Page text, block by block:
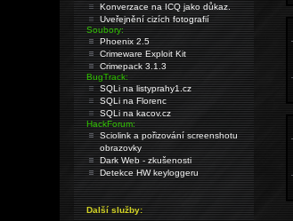
Konverzace na ICQ jako důkaz.
Uveřejnění cizích fotografií
Soubory:
Phoenix 2.5
Crimeware Exploit Kit
Crimepack 3.1.3
BugTrack:
SQLi na listyprahy1.cz
SQLi na Florenc
SQLi na kacov.cz
HackForum:
Sciolink a pořizování screenshotu
obrazovky
Dark Web - zkušenosti
Detekce HW keyloggeru
Další služby: